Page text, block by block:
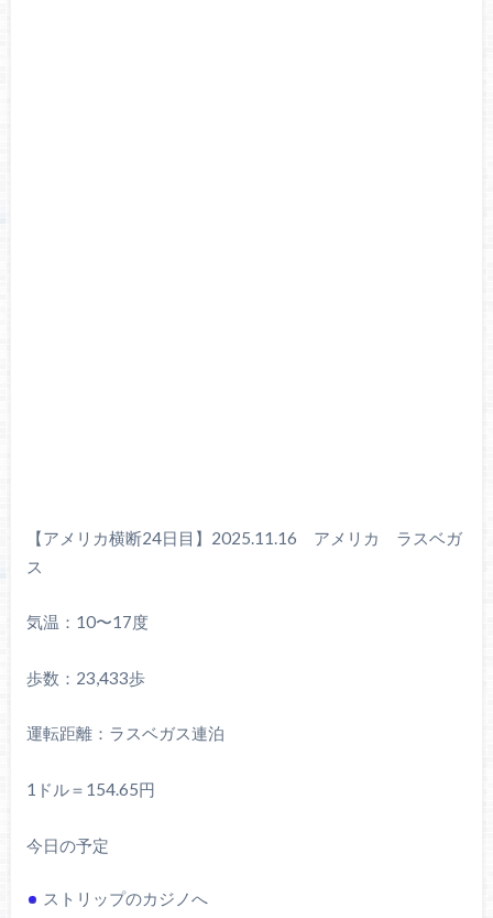
【アメリカ横断24日目】2025.11.16 アメリカ ラスベガ
ス
気温：10〜17度
歩数：23,433歩
運転距離：ラスベガス連泊
1ドル＝154.65円
今日の予定
ストリップのカジノへ